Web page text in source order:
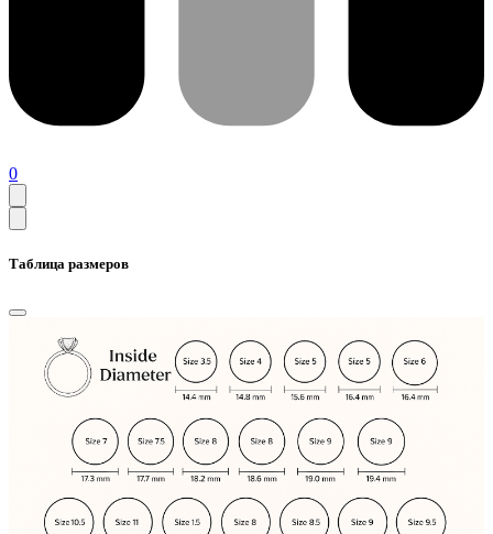
0
Таблица размеров